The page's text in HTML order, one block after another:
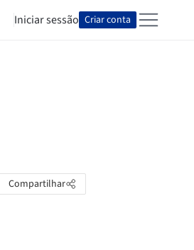
Iniciar sessão Criar conta
Compartilhar